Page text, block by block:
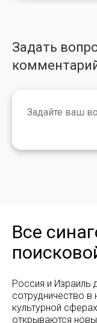
Задать
Все
Россия и
сотрудничество в
культурной
открываются